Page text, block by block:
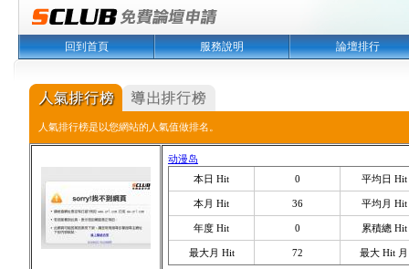
回到首頁 服務說明 論壇排行
人氣排行榜是以您網站的人氣值做排名。
动漫岛
本日 Hit
0 平均日 Hit
本月 Hit 36 平均月 Hit
年度 Hit 0 累積總 Hit
最大月 Hit 72 最大 Hit 月